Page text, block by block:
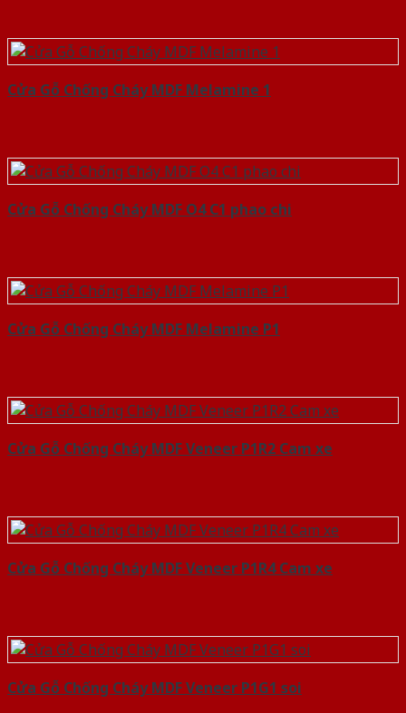
Cửa Gỗ Chống Cháy MDF Melamine 1
Cửa Gỗ Chống Cháy MDF O4 C1 phao chi
Cửa Gỗ Chống Cháy MDF Melamine P1
Cửa Gỗ Chống Cháy MDF Veneer P1R2 Cam xe
Cửa Gỗ Chống Cháy MDF Veneer P1R4 Cam xe
Cửa Gỗ Chống Cháy MDF Veneer P1G1 soi